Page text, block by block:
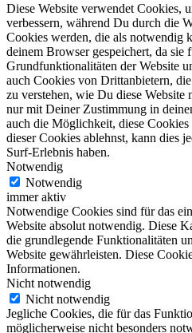
Diese Website verwendet Cookies,
verbessern, während Du durch die
Cookies werden, die als notwendig
deinem Browser gespeichert, da sie
Grundfunktionalitäten der Website
auch Cookies von Drittanbietern,
zu verstehen, wie Du diese Website
nur mit Deiner Zustimmung in
auch die Möglichkeit, diese
dieser Cookies ablehnst, kann dies
Surf-Erlebnis haben.
Notwendig
Notwendig
immer aktiv
Notwendige Cookies sind für das
Website absolut notwendig. Diese
die grundlegende Funktionalitäten
Website gewährleisten. Diese
Informationen.
Nicht notwendig
Nicht notwendig
Jegliche Cookies, die für das
möglicherweise nicht besonders